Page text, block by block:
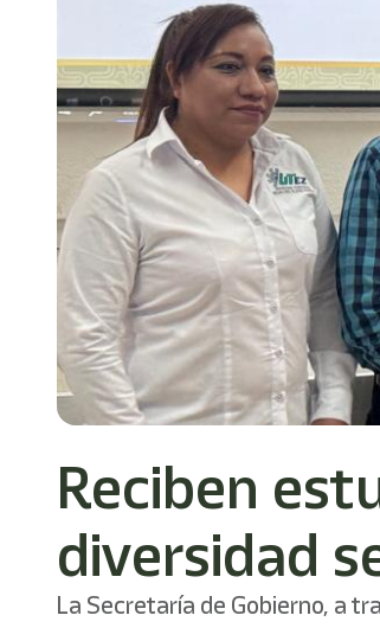
Reciben
diversidad
La Secretaría de Gobierno, a